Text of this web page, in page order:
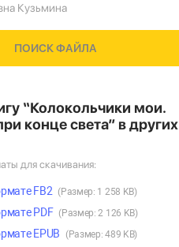
Кузьмина
ПОИСК ФАЙЛА
“Колокольчики мои.
конце света” в других
для скачивания:
FB2 (Размер: 1 258 KB)
PDF (Размер: 2 126 KB)
EPUB (Размер: 489 KB)